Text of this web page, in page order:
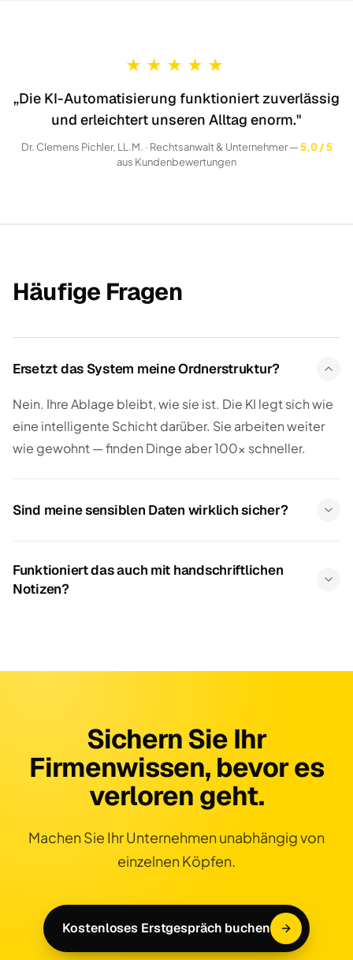
★ ★ ★ ★ ★
„Die KI-Automatisierung funktioniert zuverlässig
und erleichtert unseren Alltag enorm."
Dr. Clemens Pichler, LL.M. · Rechtsanwalt & Unternehmer —5,0 / 5
aus Kundenbewertungen
Häufige Fragen
Ersetzt das System meine Ordnerstruktur?
Nein. Ihre Ablage bleibt, wie sie ist. Die KI legt sich wie
eine intelligente Schicht darüber. Sie arbeiten weiter
wie gewohnt — finden Dinge aber 100× schneller.
Sind meine sensiblen Daten wirklich sicher?
Funktioniert das auch mit handschriftlichen
Notizen?
Sichern Sie Ihr
Firmenwissen, bevor es
verloren geht.
Machen Sie Ihr Unternehmen unabhängig von
einzelnen Köpfen.
Kostenloses Erstgespräch buchen